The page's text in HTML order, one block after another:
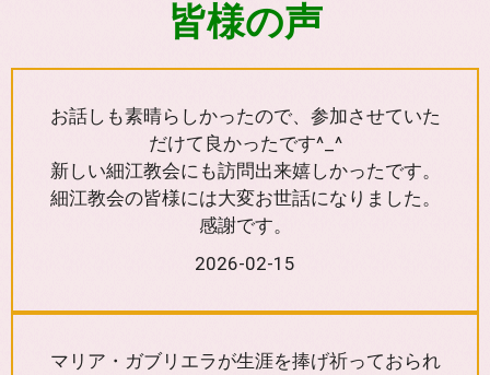
皆様の声
お話しも素晴らしかったので、参加させていた
だけて良かったです^_^
新しい細江教会にも訪問出来嬉しかったです。
細江教会の皆様には大変お世話になりました。
感謝です。
2026-02-15
マリア・ガブリエラが生涯を捧げ祈っておられ